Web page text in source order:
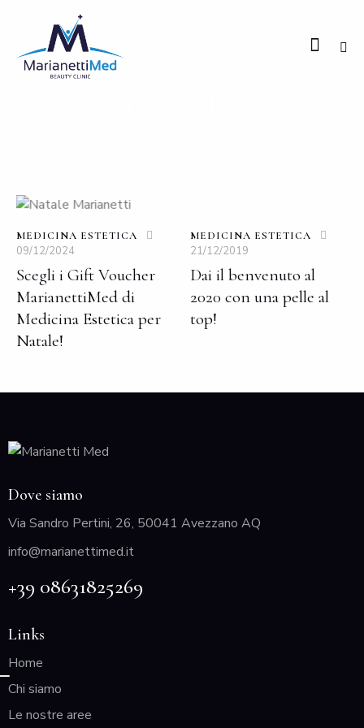
MEDICINA ESTETICA
09/12/2024
Scegli i Gift Voucher
MarianettiMed di
Medicina Estetica per
Natale!
MEDICINA ESTETICA
21/12/2019
Dai il benvenuto al
2020 con una pelle al
top!
Dove siamo
Via Sandro Pertini, 26, 50041 Avezzano AQ
info@marianettimed.it
+39 08631825269
Links
Home
Chi siamo
Le nostre aree